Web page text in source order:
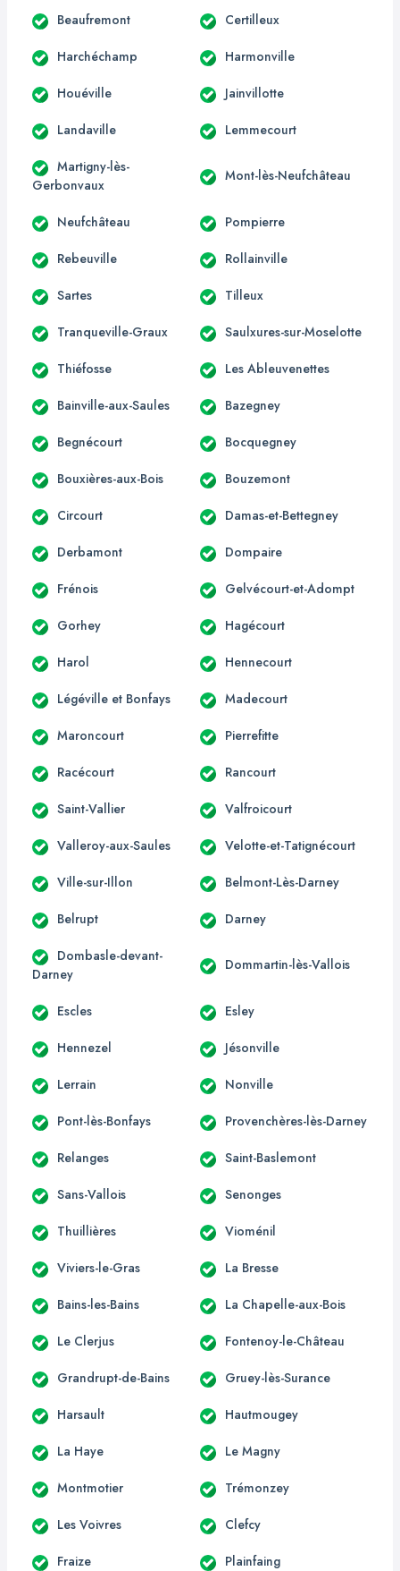
Beaufremont Certilleux
Harchéchamp Harmonville
Houéville Jainvillotte
Landaville Lemmecourt
Martigny-lès-
Gerbonvaux
Mont-lès-Neufchâteau
Neufchâteau Pompierre
Rebeuville Rollainville
Sartes Tilleux
Tranqueville-Graux Saulxures-sur-Moselotte
Thiéfosse Les Ableuvenettes
Bainville-aux-Saules Bazegney
Begnécourt Bocquegney
Bouxières-aux-Bois Bouzemont
Circourt Damas-et-Bettegney
Derbamont Dompaire
Frénois Gelvécourt-et-Adompt
Gorhey Hagécourt
Harol Hennecourt
Légéville et Bonfays Madecourt
Maroncourt Pierrefitte
Racécourt Rancourt
Saint-Vallier Valfroicourt
Valleroy-aux-Saules Velotte-et-Tatignécourt
Ville-sur-Illon Belmont-Lès-Darney
Belrupt Darney
Dombasle-devant-
Darney
Dommartin-lès-Vallois
Escles Esley
Hennezel Jésonville
Lerrain Nonville
Pont-lès-Bonfays Provenchères-lès-Darney
Relanges Saint-Baslemont
Sans-Vallois Senonges
Thuillières Vioménil
Viviers-le-Gras La Bresse
Bains-les-Bains La Chapelle-aux-Bois
Le Clerjus Fontenoy-le-Château
Grandrupt-de-Bains Gruey-lès-Surance
Harsault Hautmougey
La Haye Le Magny
Montmotier Trémonzey
Les Voivres Clefcy
Fraize Plainfaing